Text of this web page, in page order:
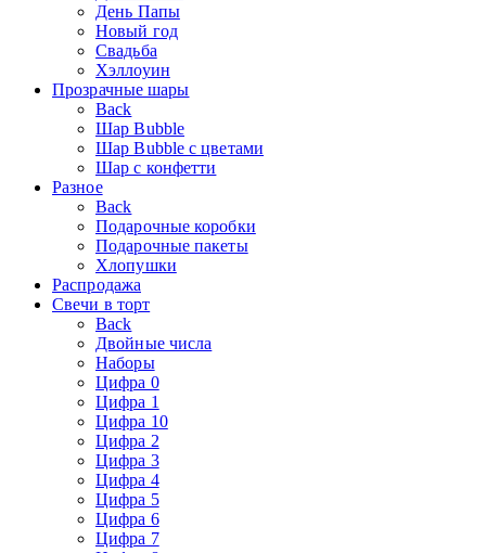
День Папы
Новый год
Свадьба
Хэллоуин
Прозрачные шары
Back
Шар Bubble
Шар Bubble с цветами
Шар с конфетти
Разное
Back
Подарочные коробки
Подарочные пакеты
Хлопушки
Распродажа
Свечи в торт
Back
Двойные числа
Наборы
Цифра 0
Цифра 1
Цифра 10
Цифра 2
Цифра 3
Цифра 4
Цифра 5
Цифра 6
Цифра 7